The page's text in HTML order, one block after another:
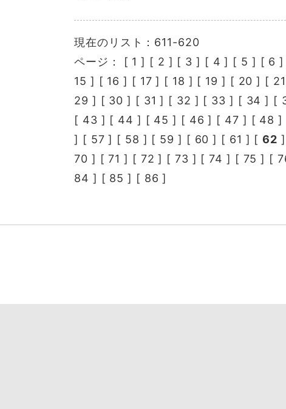
現在のリスト：611-620
ページ： [ 1 ] [ 2 ] [ 3 ] [ 4 ] [ 5 ] [ 6 ]
15 ] [ 16 ] [ 17 ] [ 18 ] [ 19 ] [ 20 ] [ 21
29 ] [ 30 ] [ 31 ] [ 32 ] [ 33 ] [ 34 ] [
[ 43 ] [ 44 ] [ 45 ] [ 46 ] [ 47 ] [ 48 ]
] [ 57 ] [ 58 ] [ 59 ] [ 60 ] [ 61 ] [62
70 ] [71 ] [ 72 ] [ 73 ] [74 ] [ 75 ] [
84 ] [ 85 ] [ 86 ]